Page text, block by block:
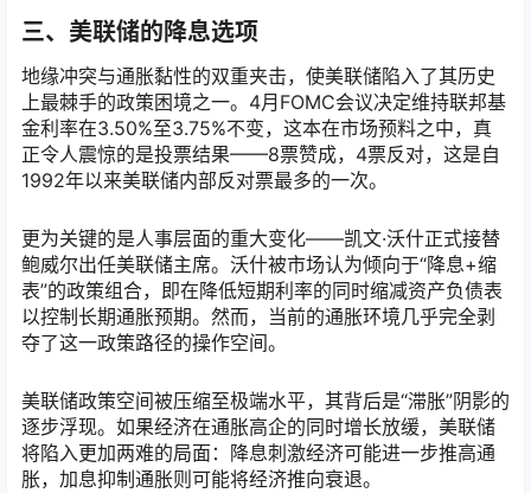
三、美联储的降息选项
地缘冲突与通胀黏性的双重夹击，使美联储陷入了其历史
上最棘手的政策困境之一。4月FOMC会议决定维持联邦基
金利率在3.50%至3.75%不变，这本在市场预料之中，真
正令人震惊的是投票结果——8票赞成，4票反对，这是自
1992年以来美联储内部反对票最多的一次。
更为关键的是人事层面的重大变化——凯文·沃什正式接替
鲍威尔出任美联储主席。沃什被市场认为倾向于“降息+缩
表”的政策组合，即在降低短期利率的同时缩减资产负债表
以控制长期通胀预期。然而，当前的通胀环境几乎完全剥
夺了这一政策路径的操作空间。
美联储政策空间被压缩至极端水平，其背后是“滞胀”阴影的
逐步浮现。如果经济在通胀高企的同时增长放缓，美联储
将陷入更加两难的局面：降息刺激经济可能进一步推高通
胀，加息抑制通胀则可能将经济推向衰退。